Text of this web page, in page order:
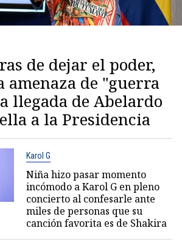
de dejar el poder,
amenaza de "guerra
llegada de Abelardo
a la Presidencia
Karol G
Niña hizo pasar momento
incómodo a Karol G en pleno
concierto al confesarle ante
miles de personas que su
canción favorita es de Shakira